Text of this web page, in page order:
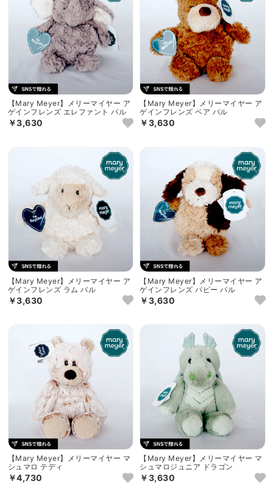
【Mary Meyer】メリーマイヤー ア
ゲインフレンズ エレファント パル
￥3,630
【Mary Meyer】メリーマイヤー ア
ゲインフレンズ ベア パル
￥3,630
【Mary Meyer】メリーマイヤー ア
ゲインフレンズ ラム パル
￥3,630
【Mary Meyer】メリーマイヤー ア
ゲインフレンズ パピー パル
￥3,630
【Mary Meyer】メリーマイヤー マ
シュマロ テディ
￥4,730
【Mary Meyer】メリーマイヤー マ
シュマロジュニア ドラゴン
￥3,630